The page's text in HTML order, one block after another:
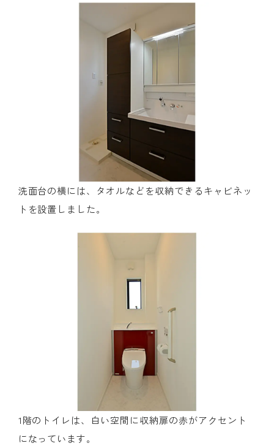
洗面台の横には、タオルなどを収納できるキャビネッ
トを設置しました。
1階のトイレは、白い空間に収納扉の赤がアクセント
になっています。